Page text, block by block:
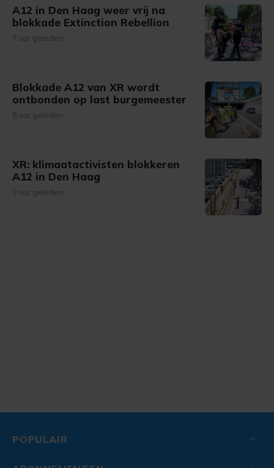
A12 in Den Haag weer vrij na
blokkade Extinction Rebellion
7 uur geleden
Blokkade A12 van XR wordt
ontbonden op last burgemeester
8 uur geleden
XR: klimaatactivisten blokkeren
A12 in Den Haag
9 uur geleden
POPULAIR